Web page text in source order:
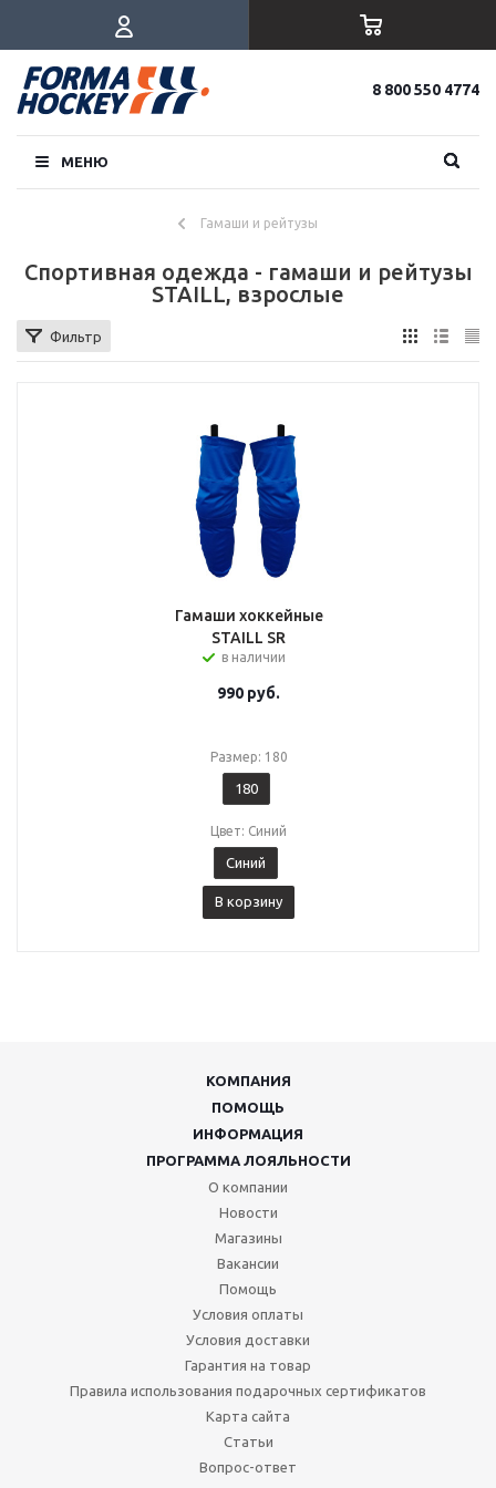
8 800 550 4774
МЕНЮ
Гамаши и рейтузы
Спортивная одежда - гамаши и рейтузы
STAILL, взрослые
Фильтр
Гамаши хоккейные
STAILL SR
в наличии
990 руб.
Размер: 180
180
Цвет: Синий
Синий
В корзину
КОМПАНИЯ
ПОМОЩЬ
ИНФОРМАЦИЯ
ПРОГРАММА ЛОЯЛЬНОСТИ
О компании
Новости
Магазины
Вакансии
Помощь
Условия оплаты
Условия доставки
Гарантия на товар
Правила использования подарочных сертификатов
Карта сайта
Статьи
Вопрос-ответ